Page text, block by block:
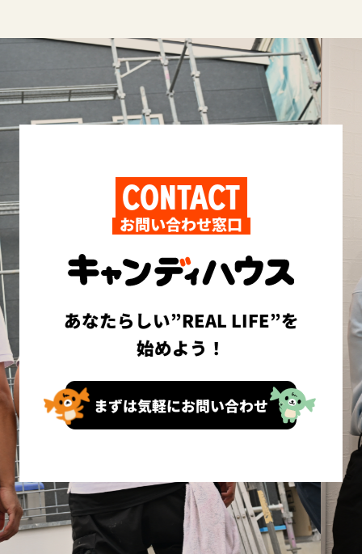
CONTACT
お問い合わせ窓口
あなたらしい”REAL LIFE”を
始めよう！
まずは気軽にお問い合わせ